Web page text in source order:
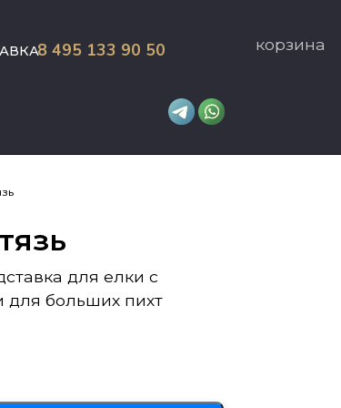
8 495 133 90 50 корзина
для елки с
для больших пихт